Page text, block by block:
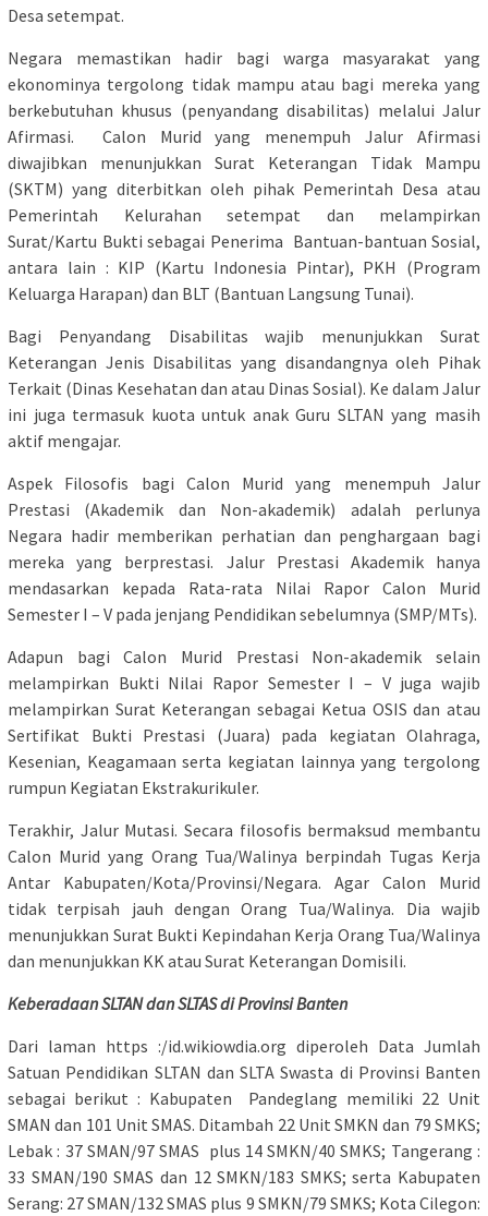
Desa setempat.
Negara memastikan hadir bagi warga masyarakat yang
ekonominya tergolong tidak mampu atau bagi mereka yang
berkebutuhan khusus (penyandang disabilitas) melalui Jalur
Afirmasi. Calon Murid yang menempuh Jalur Afirmasi
diwajibkan menunjukkan Surat Keterangan Tidak Mampu
(SKTM) yang diterbitkan oleh pihak Pemerintah Desa atau
Pemerintah Kelurahan setempat dan melampirkan
Surat/Kartu Bukti sebagai Penerima Bantuan-bantuan Sosial,
antara lain : KIP (Kartu Indonesia Pintar), PKH (Program
Keluarga Harapan) dan BLT (Bantuan Langsung Tunai).
Bagi Penyandang Disabilitas wajib menunjukkan Surat
Keterangan Jenis Disabilitas yang disandangnya oleh Pihak
Terkait (Dinas Kesehatan dan atau Dinas Sosial). Ke dalam Jalur
ini juga termasuk kuota untuk anak Guru SLTAN yang masih
aktif mengajar.
Aspek Filosofis bagi Calon Murid yang menempuh Jalur
Prestasi (Akademik dan Non-akademik) adalah perlunya
Negara hadir memberikan perhatian dan penghargaan bagi
mereka yang berprestasi. Jalur Prestasi Akademik hanya
mendasarkan kepada Rata-rata Nilai Rapor Calon Murid
Semester I – V pada jenjang Pendidikan sebelumnya (SMP/MTs).
Adapun bagi Calon Murid Prestasi Non-akademik selain
melampirkan Bukti Nilai Rapor Semester I – V juga wajib
melampirkan Surat Keterangan sebagai Ketua OSIS dan atau
Sertifikat Bukti Prestasi (Juara) pada kegiatan Olahraga,
Kesenian, Keagamaan serta kegiatan lainnya yang tergolong
rumpun Kegiatan Ekstrakurikuler.
Terakhir, Jalur Mutasi. Secara filosofis bermaksud membantu
Calon Murid yang Orang Tua/Walinya berpindah Tugas Kerja
Antar Kabupaten/Kota/Provinsi/Negara. Agar Calon Murid
tidak terpisah jauh dengan Orang Tua/Walinya. Dia wajib
menunjukkan Surat Bukti Kepindahan Kerja Orang Tua/Walinya
dan menunjukkan KK atau Surat Keterangan Domisili.
Keberadaan SLTAN dan SLTAS di Provinsi Banten
Dari laman https :/id.wikiowdia.org diperoleh Data Jumlah
Satuan Pendidikan SLTAN dan SLTA Swasta di Provinsi Banten
sebagai berikut : Kabupaten Pandeglang memiliki 22 Unit
SMAN dan 101 Unit SMAS. Ditambah 22 Unit SMKN dan 79 SMKS;
Lebak : 37 SMAN/97 SMAS plus 14 SMKN/40 SMKS; Tangerang :
33 SMAN/190 SMAS dan 12 SMKN/183 SMKS; serta Kabupaten
Serang: 27 SMAN/132 SMAS plus 9 SMKN/79 SMKS; Kota Cilegon: